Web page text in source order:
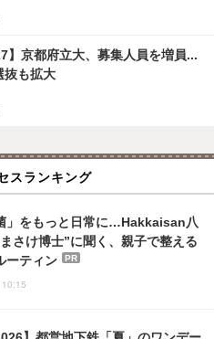
】京都府立大、募集人員を増員...
抜も拡大
スランキング
」をもっと日常に…Hakkaisan八
さけ博士”に聞く、親子で整える
ーティン
PR
】都営地下鉄「夏」のワンデー